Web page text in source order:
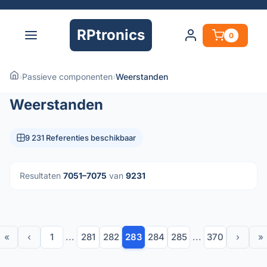
RPtronics 0
›Passieve componenten›Weerstanden
Weerstanden
9 231 Referenties beschikbaar
Resultaten 7051–7075 van 9231
« ‹ 1 ... 281 282 283 284 285 ... 370 › »